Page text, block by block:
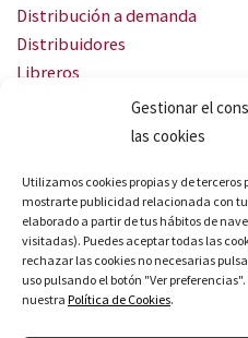
Gestionar el
las cookies
Utilizamos cookies propias y de
mostrarte publicidad relacionada con
elaborado a partir de tus hábitos de
visitadas). Puedes aceptar todas las
rechazar las cookies no necesarias
uso pulsando el botón "Ver
nuestra Política de Cookies.
Distribución a demanda
Distribuidores
Libreros
Servicio Landingweb
Crea tu audiobook